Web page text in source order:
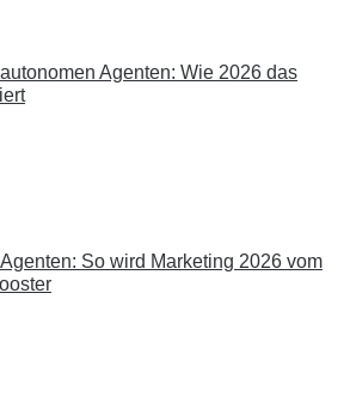
Agenten: Wie 2026 das
So wird Marketing 2026 vom